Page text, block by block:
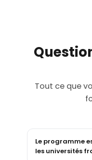
Tout ce que
Le programme
les universités